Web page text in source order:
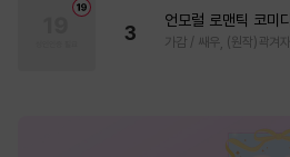
3
언모럴 로맨틱 코미디
가감 / 쌔우, (원작)곽겨자